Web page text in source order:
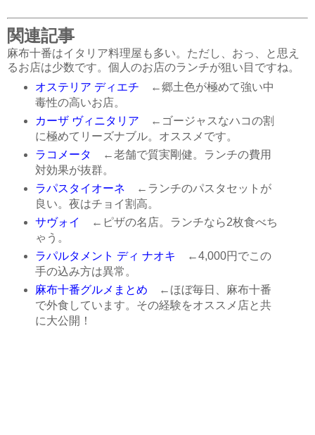
関連記事
麻布十番はイタリア料理屋も多い。ただし、おっ、と思え
るお店は少数です。個人のお店のランチが狙い目ですね。
オステリア ディエチ ←郷土色が極めて強い中
毒性の高いお店。
カーザ ヴィニタリア ←ゴージャスなハコの割
に極めてリーズナブル。オススメです。
ラコメータ ←老舗で質実剛健。ランチの費用
対効果が抜群。
ラパスタイオーネ ←ランチのパスタセットが
良い。夜はチョイ割高。
サヴォイ
←ピザの名店。ランチなら2枚食べち
ゃう。
ラパルタメント ディ ナオキ ←4,000円でこの
手の込み方は異常。
麻布十番グルメまとめ ←ほぼ毎日、麻布十番
で外食しています。その経験をオススメ店と共
に大公開！